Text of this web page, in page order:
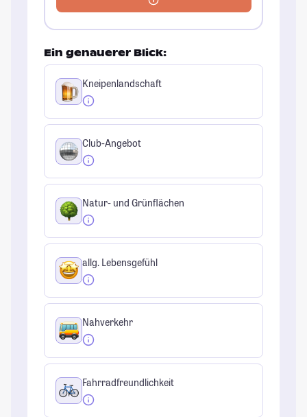
Ein genauerer Blick:
Kneipenlandschaft
Club-Angebot
Natur- und Grünflächen
allg. Lebensgefühl
Nahverkehr
Fahrradfreundlichkeit